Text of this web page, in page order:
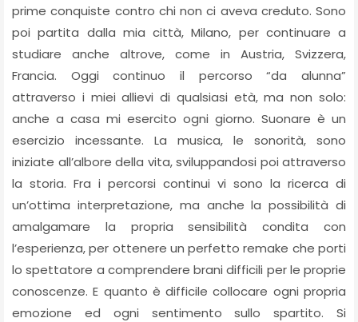
prime conquiste contro chi non ci aveva creduto. Sono
poi partita dalla mia città, Milano, per continuare a
studiare anche altrove, come in Austria, Svizzera,
Francia. Oggi continuo il percorso “da alunna”
attraverso i miei allievi di qualsiasi età, ma non solo:
anche a casa mi esercito ogni giorno. Suonare è un
esercizio incessante. La musica, le sonorità, sono
iniziate all’albore della vita, sviluppandosi poi attraverso
la storia. Fra i percorsi continui vi sono la ricerca di
un’ottima interpretazione, ma anche la possibilità di
amalgamare la propria sensibilità condita con
l’esperienza, per ottenere un perfetto remake che porti
lo spettatore a comprendere brani difficili per le proprie
conoscenze. E quanto è difficile collocare ogni propria
emozione ed ogni sentimento sullo spartito. Si